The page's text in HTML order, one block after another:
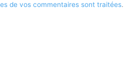
de vos commentaires sont traitées.